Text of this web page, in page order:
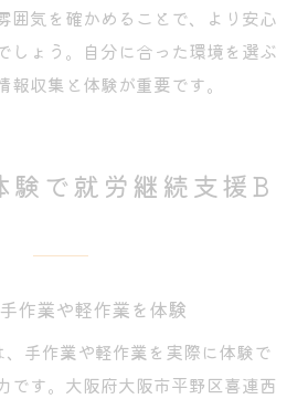
囲気を確かめることで、より安心
しょう。自分に合った環境を選ぶ
収集と体験が重要です。
験で就労継続支援B
作業や軽作業を体験
手作業や軽作業を実際に体験で
です。大阪府大阪市平野区喜連西